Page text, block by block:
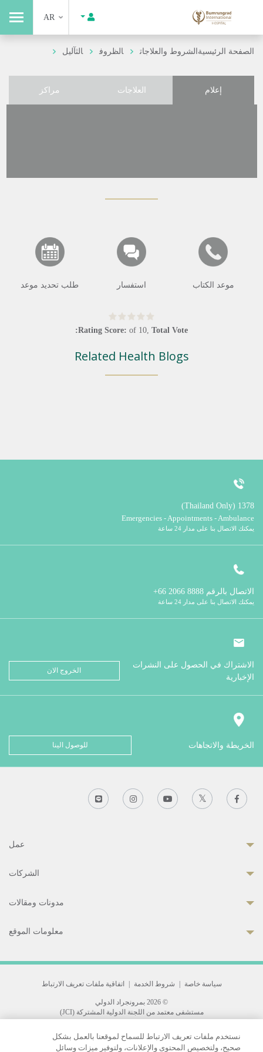
AR
الصفحة الرئيسيةالشروط والعلاجات الظروف الثآليل
إعلام العلاجات مراكز
موعد الكتاب استفسار طلب تحديد موعد
Rating Score: of 10, Total Vote:
Related Health Blogs
1378 (Thailand Only)
Emergencies - Appointments - Ambulance
يمكنك الاتصال بنا على مدار 24 ساعة
الاتصال بالرقم
يمكنك الاتصال بنا على مدار 24 ساعة
الاشتراك في الحصول على النشرات
الإخبارية
الخروج الان
الخريطة والاتجاهات للوصول الينا
عمل
الشركات
مدونات ومقالات
معلومات الموقع
سياسة خاصة شروط الخدمة اتفاقية ملفات تعريف الارتباط
© 2026 بمرونجراد الدولي
مستشفى معتمد من اللجنة الدولية المشتركة (JCI)
33 Sukhumvit 3, Wattana, Bangkok 10110 Thailand.
All rights reserved.
نستخدم ملفات تعريف الارتباط للسماح لموقعنا بالعمل بشكل
صحيح، ولتخصيص المحتوى والإعلانات، ولتوفير ميزات وسائل